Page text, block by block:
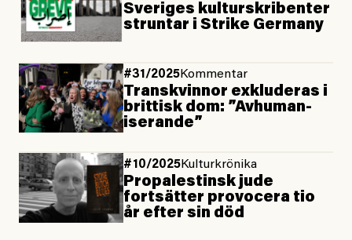
Sveriges kultur­skribenter
struntar i Strike Germany
#31/2025Kommentar
Trans­kvinnor exkluderas i
brittisk dom: ”Avhuman­
iserande”
#10/2025Kulturkrönika
Propalestinsk jude
fortsätter provocera tio
år efter sin död